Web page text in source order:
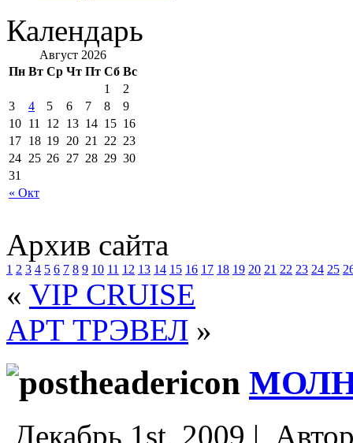
Календарь
Август 2026
Пн Вт Ср Чт Пт Сб Вс
« Окт
1
2
3
4 5 6 7 8
9
10 11 12 13 14 15 16
17 18 19 20 21 22 23
24 25 26 27 28 29 30
31
Архив сайта
1 2 3 4 5 6 7 8 9 10 11 12 13 14 15 16 17 18 19 20 21 22 23 24 25
« VIP CRUISE
АРТ ТРЭВЕЛ »
Декабрь 1st, 2009 |